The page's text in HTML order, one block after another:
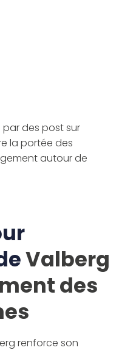
des post sur
la portée des
autour de
Valberg
des
renforce son